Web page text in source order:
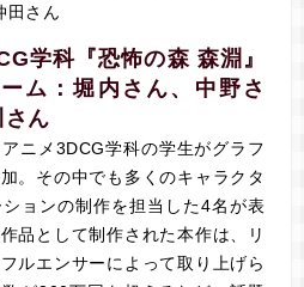
田さん
学科『恐怖の森 森淵』
ム：堀内さん、中野さ
さん
ニメ3DCG学科の学生がグラフ
。その中でも多くのキャラクタ
ョンの制作を担当した4名が表
品として制作された本作は、リ
ルエンサーによって取り上げら